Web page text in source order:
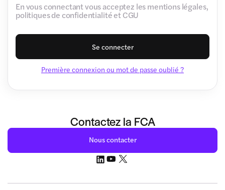
En vous connectant vous acceptez les mentions légales,
politiques de confidentialité et CGU
Se connecter
Première connexion ou mot de passe oublié ?
Contactez la FCA
Nous contacter